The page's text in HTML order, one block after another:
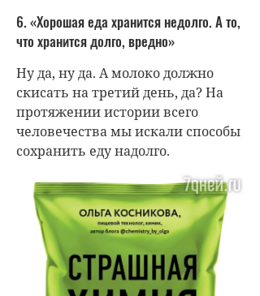
6. «Хорошая еда хранится недолго. А то,
что хранится долго, вредно»
Ну да, ну да. А молоко должно
скисать на третий день, да? На
протяжении истории всего
человечества мы искали способы
сохранить еду надолго.